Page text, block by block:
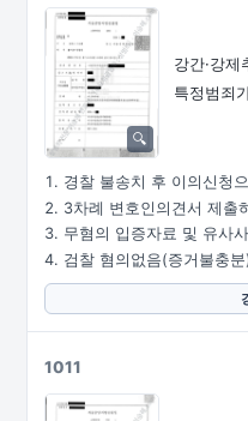
강간·강제
특정범죄
경찰 불송치 후 이의신청
3차례 변호인의견서 제출
무혐의 입증자료 및 유사
검찰 혐의없음(증거불충
1011